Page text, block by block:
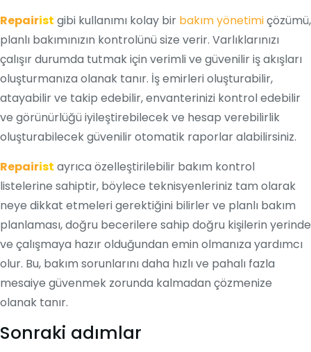
Repairist gibi kullanımı kolay bir bakım yönetimiçözümü,
planlı bakımınızın kontrolünü size verir. Varlıklarınızı
çalışır durumda tutmak için verimli ve güvenilir iş akışları
oluşturmanıza olanak tanır. İş emirleri oluşturabilir,
atayabilir ve takip edebilir, envanterinizi kontrol edebilir
ve görünürlüğü iyileştirebilecek ve hesap verebilirlik
oluşturabilecek güvenilir otomatik raporlar alabilirsiniz.
Repairist ayrıca özelleştirilebilir bakım kontrol
listelerine sahiptir, böylece teknisyenleriniz tam olarak
neye dikkat etmeleri gerektiğini bilirler ve planlı bakım
planlaması, doğru becerilere sahip doğru kişilerin yerinde
ve çalışmaya hazır olduğundan emin olmanıza yardımcı
olur. Bu, bakım sorunlarını daha hızlı ve pahalı fazla
mesaiye güvenmek zorunda kalmadan çözmenize
olanak tanır.
Sonraki adımlar